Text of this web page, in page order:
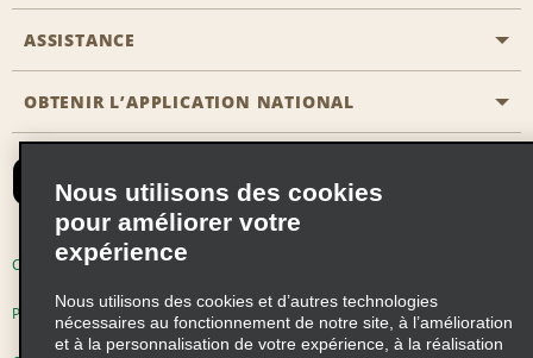
Solutions pour les professionnels
Carrière
ASSISTANCE
Accessibilité
Nous contacter
Recevoir des offres par email
OBTENIR L’APPLICATION NATIONAL
Conditions d’utilisation
Politique d’utilisation des cookies
Nous utilisons des cookies
pour améliorer votre
expérience
Nous utilisons des cookies et d’autres technologies
nécessaires au fonctionnement de notre site, à l’amélioration
et à la personnalisation de votre expérience, à la réalisation